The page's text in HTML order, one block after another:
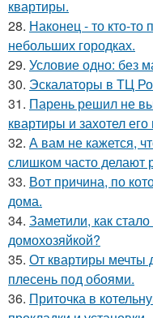
квартиры.
28. Наконец - то кто-то
небольших городках.
29. Условие одно: без
30. Эскалаторы в ТЦ
31. Парень решил не
квартиры и захотел
32. А вам не кажется,
слишком часто делают
33. Вот причина, по
дома.
34. Заметили, как
домохозяйкой?
35. От квартиры мечты
плесень под обоями.
36. Приточка в